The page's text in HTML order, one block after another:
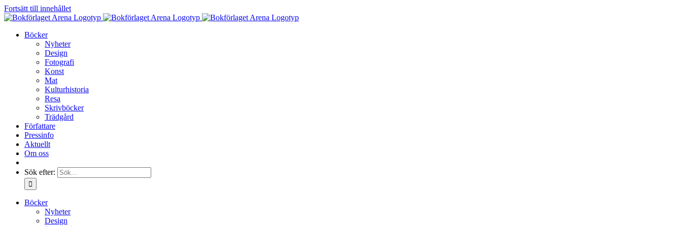
Fortsätt till innehållet
Böcker
Nyheter
Design
Fotografi
Konst
Mat
Kulturhistoria
Resa
Skrivböcker
Trädgård
Författare
Pressinfo
Aktuellt
Om oss
Sök efter:
Böcker
Nyheter
Design